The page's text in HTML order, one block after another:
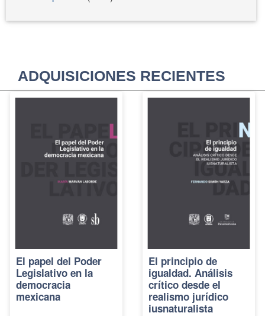
ADQUISICIONES RECIENTES
El papel del Poder
Legislativo en la
democracia
mexicana
El principio de
igualdad. Análisis
crítico desde el
realismo jurídico
iusnaturalista